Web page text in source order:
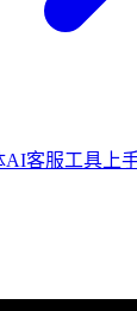
AI客服工具上